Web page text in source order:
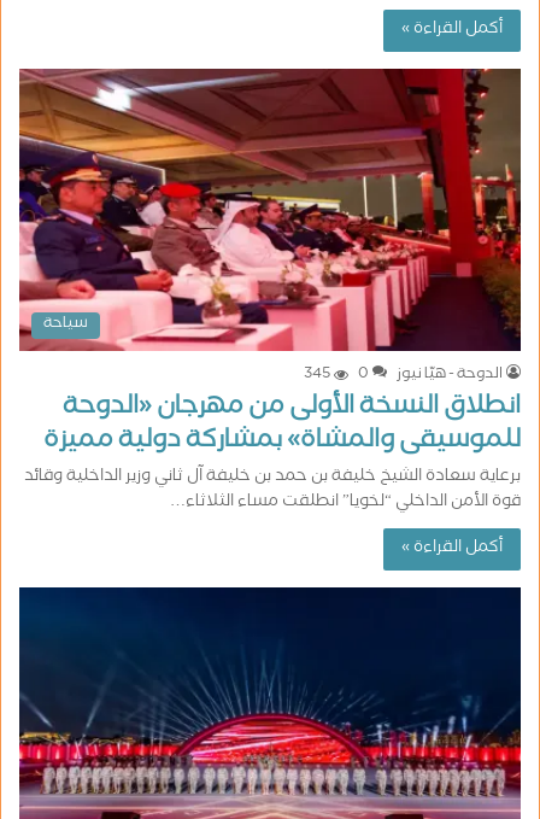
أكمل القراءة »
سياحة
الدوحة - هيّا نيوز
0
345
انطلاق النسخة الأولى من مهرجان «الدوحة
للموسيقى والمشاة» بمشاركة دولية مميزة
برعاية سعادة الشيخ خليفة بن حمد بن خليفة آل ثاني وزير الداخلية وقائد
قوة الأمن الداخلي “لخويا” انطلقت مساء الثلاثاء…
أكمل القراءة »